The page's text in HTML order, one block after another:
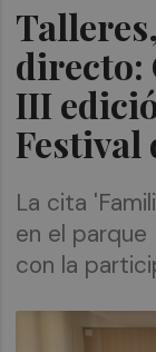
directo:
III
Festival
La cita
en el parque
con la